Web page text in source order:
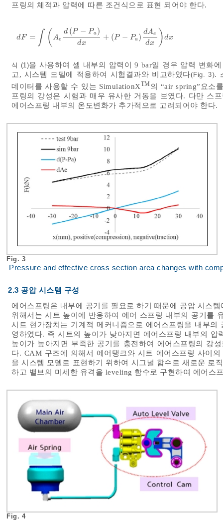
프링의 체적과 압력에 따른 조건식으로 표현 되어야 한다.
d F = ∫ (A e
d (P − Pa )
dx
+ (P − Pa )
dAe
dx )dx
dF=∫AedP-P ad x+P- PadAed xdx
식 (1)을 사용하여 셀 내부의 압력이 9 bar일 경우 압력 변화
고, 시스템 모델에 적용하여 시험결과와 비교하였다(Fig. 3).
데이터를 사용할 수 있는 SimulationXTM 의 “air spring”요소
프링의 강성은 시험과 매우 유사한 거동을 보였다. 다만 스
에어스프링 내부의 온도변화가 추가적으로 고려되어야 한다.
Fig. 3
Pressure and effective cross section area changes with
2.3 공압 시스템 구성
에어스프링은 내부에 공기를 필요로 하기 때문에 공압 시스
위해서는 시트 높이에 반응하여 에어 스프링 내부의 공기를
시트 현가장치는 기계적 메커니즘으로 에어스프링을 내부
영하였다. 즉 시트의 높이가 낮아지면 에어스프링 내부의
높이가 높아지면 부족한 공기를 충전하여 에어스프링의 강
다. CAM 구조에 의해서 에어탱크와 시트 에어스프링 사이
을 시스템 모델로 표현하기 위하여 시그널 함수로 새로운 로
하고 밸브의 미세한 유격을 leveling 함수로 구현하여 에어스
Fig. 4